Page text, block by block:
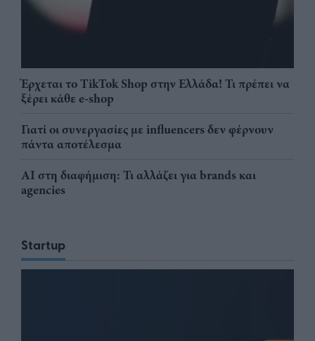
Έρχεται το TikTok Shop στην Ελλάδα! Τι πρέπει να
ξέρει κάθε e-shop
Γιατί οι συνεργασίες με influencers δεν φέρνουν
πάντα αποτέλεσμα
AI στη διαφήμιση: Τι αλλάζει για brands και
agencies
Startup